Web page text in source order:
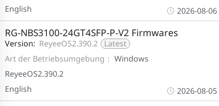
English
2026-08-06
RG-NBS3100-24GT4SFP-P-V2 Firmwares
Version: ReyeeOS2.390.2
Latest
Art der Betriebsumgebung： Windows
ReyeeOS2.390.2
English
2026-08-05